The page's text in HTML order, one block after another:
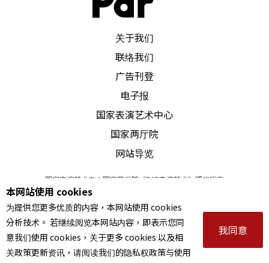
关于我们
联络我们
广告刊登
电子报
国家表演艺术中心
国家两厅院
网站导览
国家表演艺术中心国家两厅院《PAR表演艺术》版权所有
© 2022Performing arts redefined. All Rights Reserved
统一编号 Tax Id number 00973926
本站所提供相关演出资讯，如有异动应以主办单位公告为准。
服务条款｜隐私权声明｜著作权声明
本网站使用 cookies
为提供您更多优质的内容，本网站使用 cookies
分析技术。 若继续阅览本网站内容，即表示您同
意我们使用 cookies，关于更多 cookies 以及相
关政策更新资讯，请阅读我们的隐私权政策与使用
我同意